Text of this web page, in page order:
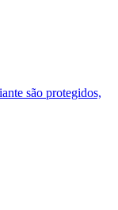
são protegidos,